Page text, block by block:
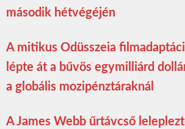
második hétvégéjén
A mitikus Odüsszeia
lépte át a bűvös egymilliárd
a globális mozipénztáraknál
A James Webb űrtávcső